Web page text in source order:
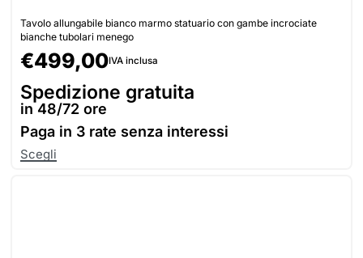
Tavolo allungabile bianco marmo statuario con gambe incrociate
bianche tubolari menego
€499,00IVA inclusa
Spedizione gratuita
in 48/72 ore
Paga in 3 rate senza interessi
Scegli